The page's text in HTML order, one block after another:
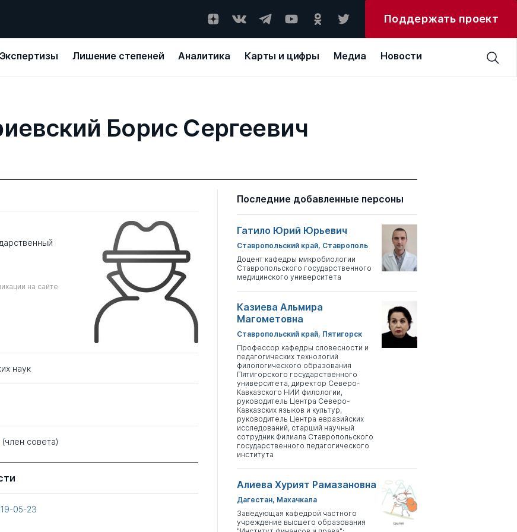
Поддержать проект
Экспертизы Лишение степеней Аналитика Карты и цифры Медиа Новости
Борис Сергеевич
на сайте
наук
(член совета)
05-23
Последние добавленные персоны
Гатило Юрий Юрьевич
Ставропольский край, Ставрополь
Доцент кафедры микробиологии
Ставропольского государственного
медицинского университета
Казиева Альмира
Магометовна
Ставропольский край, Пятигорск
Профессор кафедры словесности и
педагогических технологий
филологического образования
Пятигорского государственного
университета, директор Северо-
Кавказского НИИ филологии,
руководитель Центра Северо-
Кавказских языков и культур,
руководитель Центра евразийских
исследований, старший научный
сотрудник Филиала Ставропольского
государственного педагогического
института
Алиева Хурият Рамазановна
Дагестан, Махачкала
Заведующая кафедрой частного
учреждение высшего образования